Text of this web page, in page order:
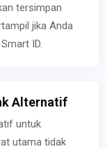
tersimpan
jika Anda
ID.
Alternatif
untuk
utama tidak